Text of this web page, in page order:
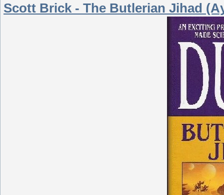
Scott Brick - The Butlerian Jihad